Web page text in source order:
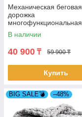
Механическая беговая
дорожка
многофункциональная
(4995)
В наличии
40 900 ₸ 59 900 ₸
Купить
BIG SALE💣 –48%